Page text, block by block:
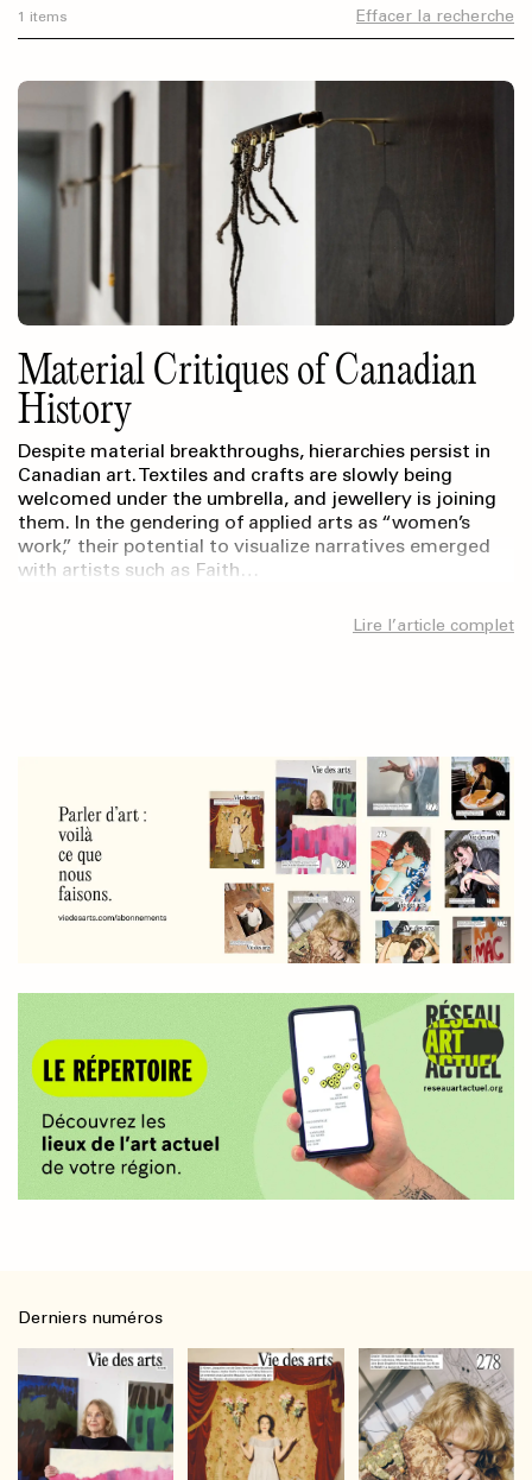
1 items Effacer la recherche
Material Critiques of Canadian
History
Despite material breakthroughs, hierarchies persist in
Canadian art. Textiles and crafts are slowly being
welcomed under the umbrella, and jewellery is joining
them. In the gendering of applied arts as “women’s
work,” their potential to visualize narratives emerged
with artists such as Faith…
Lire l’article complet
Derniers numéros